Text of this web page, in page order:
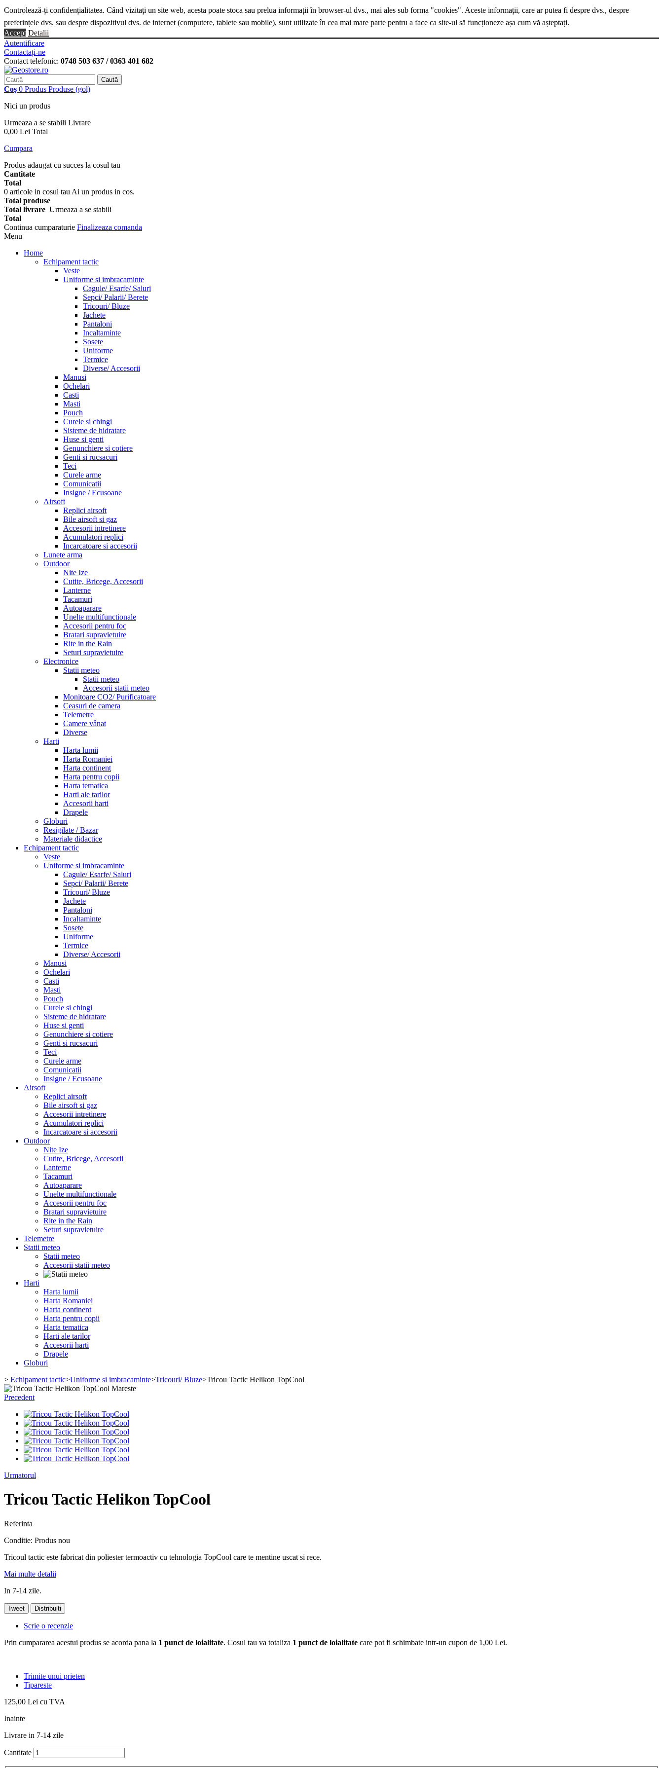
Controlează-ți confidențialitatea. Când vizitați un site web, acesta poate stoca sau prelua informații în browser-ul dvs., mai ales sub forma "cookies". Aceste informații, care ar putea fi despre dvs., despre
preferințele dvs. sau despre dispozitivul dvs. de internet (computere, tablete sau mobile), sunt utilizate în cea mai mare parte pentru a face ca site-ul să funcționeze așa cum vă așteptați.
Accept Detalii
Autentificare
Contactați-ne
Contact telefonic: 0748 503 637 / 0363 401 682
Caută
Coş 0 Produs Produse (gol)
Nici un produs
Urmeaza a se stabili Livrare
0,00 Lei Total
Cumpara
Produs adaugat cu succes la cosul tau
Cantitate
Total
0 articole in cosul tau Ai un produs in cos.
Total produse
Total livrare Urmeaza a se stabili
Total
Continua cumparaturie Finalizeaza comanda
Menu
Home
Echipament tactic
Veste
Uniforme si imbracaminte
Cagule/ Esarfe/ Saluri
Sepci/ Palarii/ Berete
Tricouri/ Bluze
Jachete
Pantaloni
Incaltaminte
Sosete
Uniforme
Termice
Diverse/ Accesorii
Manusi
Ochelari
Casti
Masti
Pouch
Curele si chingi
Sisteme de hidratare
Huse si genti
Genunchiere si cotiere
Genti si rucsacuri
Teci
Curele arme
Comunicatii
Insigne / Ecusoane
Airsoft
Replici airsoft
Bile airsoft si gaz
Accesorii intretinere
Acumulatori replici
Incarcatoare si accesorii
Lunete arma
Outdoor
Nite Ize
Cutite, Bricege, Accesorii
Lanterne
Tacamuri
Autoaparare
Unelte multifunctionale
Accesorii pentru foc
Bratari supravietuire
Rite in the Rain
Seturi supravietuire
Electronice
Statii meteo
Statii meteo
Accesorii statii meteo
Monitoare CO2/ Purificatoare
Ceasuri de camera
Telemetre
Camere vânat
Diverse
Harti
Harta lumii
Harta Romaniei
Harta continent
Harta pentru copii
Harta tematica
Harti ale tarilor
Accesorii harti
Drapele
Globuri
Resigilate / Bazar
Materiale didactice
Echipament tactic
Veste
Uniforme si imbracaminte
Cagule/ Esarfe/ Saluri
Sepci/ Palarii/ Berete
Tricouri/ Bluze
Jachete
Pantaloni
Incaltaminte
Sosete
Uniforme
Termice
Diverse/ Accesorii
Manusi
Ochelari
Casti
Masti
Pouch
Curele si chingi
Sisteme de hidratare
Huse si genti
Genunchiere si cotiere
Genti si rucsacuri
Teci
Curele arme
Comunicatii
Insigne / Ecusoane
Airsoft
Replici airsoft
Bile airsoft si gaz
Accesorii intretinere
Acumulatori replici
Incarcatoare si accesorii
Outdoor
Nite Ize
Cutite, Bricege, Accesorii
Lanterne
Tacamuri
Autoaparare
Unelte multifunctionale
Accesorii pentru foc
Bratari supravietuire
Rite in the Rain
Seturi supravietuire
Telemetre
Statii meteo
Statii meteo
Accesorii statii meteo
Harti
Harta lumii
Harta Romaniei
Harta continent
Harta pentru copii
Harta tematica
Harti ale tarilor
Accesorii harti
Drapele
Globuri
> Echipament tactic>Uniforme si imbracaminte>Tricouri/ Bluze>Tricou Tactic Helikon TopCool
Mareste
Precedent
Urmatorul
Tricou Tactic Helikon TopCool
Referinta
Conditie: Produs nou
Tricoul tactic este fabricat din poliester termoactiv cu tehnologia TopCool care te mentine uscat si rece.
Mai multe detalii
In 7-14 zile.
Tweet Distribuiti
Scrie o recenzie
Prin cumpararea acestui produs se acorda pana la 1 punct de loialitate. Cosul tau va totaliza 1 punct de loialitate care pot fi schimbate intr-un cupon de 1,00 Lei.
Trimite unui prieten
Tipareste
125,00 Lei cu TVA
Inainte
Livrare in 7-14 zile
Cantitate